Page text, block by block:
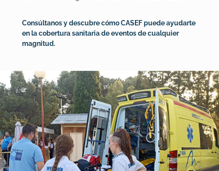
Consúltanos y descubre cómo CASEF puede ayudarte
en la cobertura sanitaria de eventos de cualquier
magnitud.